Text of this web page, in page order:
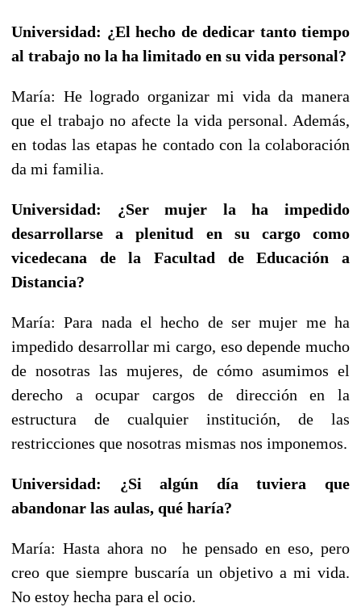
Universidad: ¿El hecho de dedicar tanto tiempo
al trabajo no la ha limitado en su vida personal?
María: He logrado organizar mi vida da manera
que el trabajo no afecte la vida personal. Además,
en todas las etapas he contado con la colaboración
da mi familia.
Universidad: ¿Ser mujer la ha impedido
desarrollarse a plenitud en su cargo como
vicedecana de la Facultad de Educación a
Distancia?
María: Para nada el hecho de ser mujer me ha
impedido desarrollar mi cargo, eso depende mucho
de nosotras las mujeres, de cómo asumimos el
derecho a ocupar cargos de dirección en la
estructura de cualquier institución, de las
restricciones que nosotras mismas nos imponemos.
Universidad: ¿Si algún día tuviera que
abandonar las aulas, qué haría?
María: Hasta ahora no he pensado en eso, pero
creo que siempre buscaría un objetivo a mi vida.
No estoy hecha para el ocio.